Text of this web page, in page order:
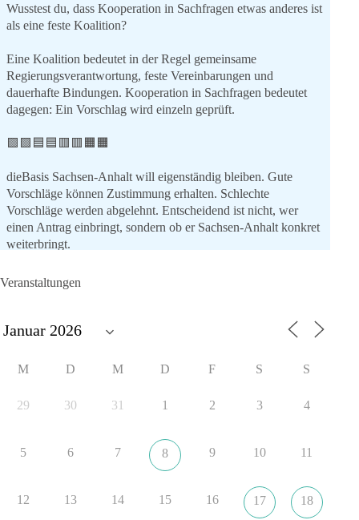
Wusstest du, dass Kooperation in Sachfragen etwas anderes ist
als eine feste Koalition?
Eine Koalition bedeutet in der Regel gemeinsame
Regierungsverantwortung, feste Vereinbarungen und
dauerhafte Bindungen. Kooperation in Sachfragen bedeutet
dagegen: Ein Vorschlag wird einzeln geprüft.
🟩🟩🟦🟦🟥🟥🟧🟧
dieBasis Sachsen-Anhalt will eigenständig bleiben. Gute
Vorschläge können Zustimmung erhalten. Schlechte
Vorschläge werden abgelehnt. Entscheidend ist nicht, wer
einen Antrag einbringt, sondern ob er Sachsen-Anhalt konkret
weiterbringt.
Ablehnung. Keine politische Verschmelzung.
Entscheidungen? 👇
#dieBasis #SachsenAnhalt #Landtagswahl2026
#Kooperation
Veranstaltungen
M D M D F S S
29 30 31 1 2 3 4
5 6 7 8 9 10 11
12 13 14 15 16 17 18